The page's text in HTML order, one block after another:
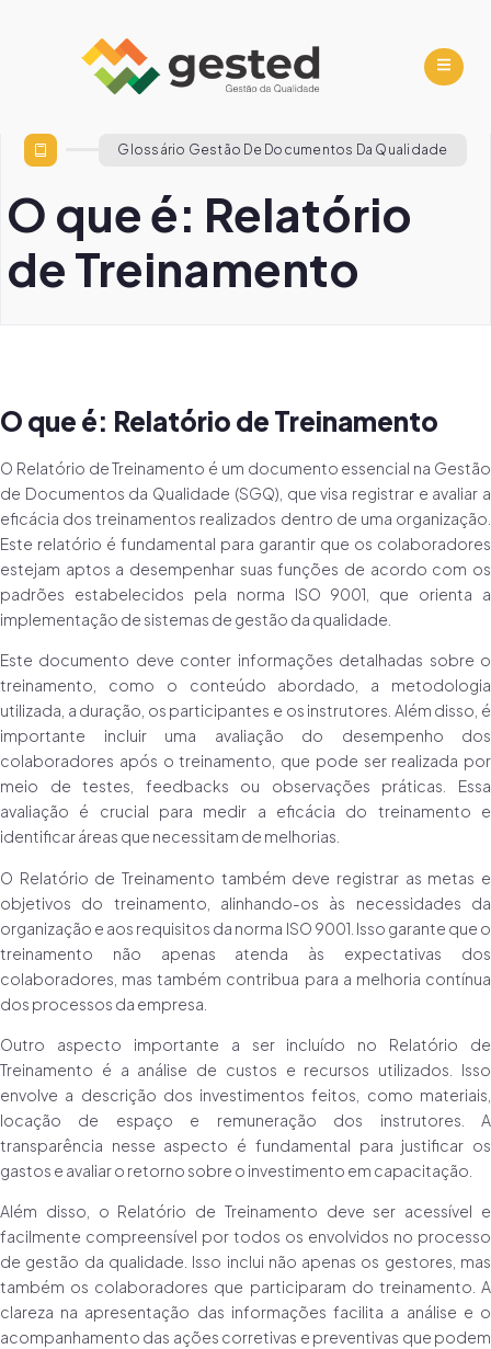
Glossário Gestão De Documentos Da Qualidade
O que é: Relatório
de Treinamento
O que é: Relatório de Treinamento
O Relatório de Treinamento é um documento essencial na Gestão
de Documentos da Qualidade (SGQ), que visa registrar e avaliar a
eficácia dos treinamentos realizados dentro de uma organização.
Este relatório é fundamental para garantir que os colaboradores
estejam aptos a desempenhar suas funções de acordo com os
padrões estabelecidos pela norma ISO 9001, que orienta a
implementação de sistemas de gestão da qualidade.
Este documento deve conter informações detalhadas sobre o
treinamento, como o conteúdo abordado, a metodologia
utilizada, a duração, os participantes e os instrutores. Além disso, é
importante incluir uma avaliação do desempenho dos
colaboradores após o treinamento, que pode ser realizada por
meio de testes, feedbacks ou observações práticas. Essa
avaliação é crucial para medir a eficácia do treinamento e
identificar áreas que necessitam de melhorias.
O Relatório de Treinamento também deve registrar as metas e
objetivos do treinamento, alinhando-os às necessidades da
organização e aos requisitos da norma ISO 9001. Isso garante que o
treinamento não apenas atenda às expectativas dos
colaboradores, mas também contribua para a melhoria contínua
dos processos da empresa.
Outro aspecto importante a ser incluído no Relatório de
Treinamento é a análise de custos e recursos utilizados. Isso
envolve a descrição dos investimentos feitos, como materiais,
locação de espaço e remuneração dos instrutores. A
transparência nesse aspecto é fundamental para justificar os
gastos e avaliar o retorno sobre o investimento em capacitação.
Além disso, o Relatório de Treinamento deve ser acessível e
facilmente compreensível por todos os envolvidos no processo
de gestão da qualidade. Isso inclui não apenas os gestores, mas
também os colaboradores que participaram do treinamento. A
clareza na apresentação das informações facilita a análise e o
acompanhamento das ações corretivas e preventivas que podem